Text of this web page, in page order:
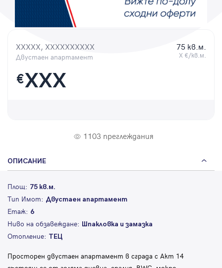
XXXXX, XXXXXXXXXX
Двустаен апартамент
75 кв.м.
X €/кв.м.
€XXX
1103 преглеждания
ОПИСАНИЕ
Площ: 75 кв.м.
Тип Имот: Двустаен апартамент
Етаж: 6
Ниво на обзавеждане: Шпакловка и замазка
Отопление: ТЕЦ
Просторен двустаен апартамент в сграда с Акт 14
Парола